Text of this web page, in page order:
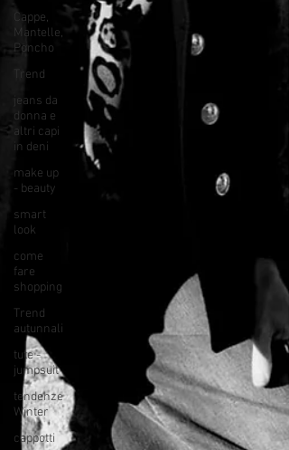
Cappe,
Mantelle,
Poncho
Trend
jeans da
donna e
altri capi
in deni
make up
- beauty
smart
look
come
fare
shopping
Trend
autunnali
tute -
jumpsuit
tendenze
Winter
cappotti